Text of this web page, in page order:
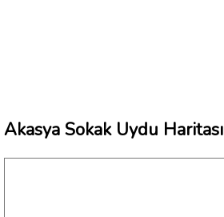
Akasya Sokak Uydu Haritası